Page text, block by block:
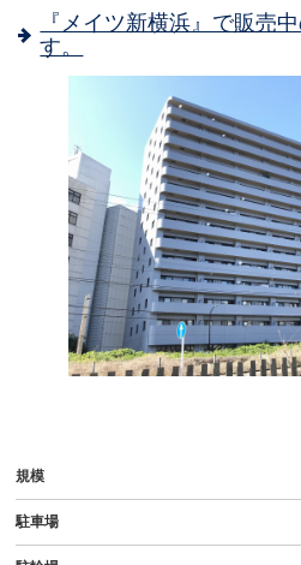
『メイツ新横浜』で販売
す。
規模
駐車場